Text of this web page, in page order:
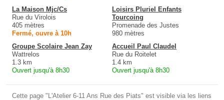
La Maison Mjc/Cs
Rue du Virolois
405 mètres
Fermé, ouvre à 10h
Loisirs Pluriel Enfants
Tourcoing
Promenade des Justes
980 mètres
Groupe Scolaire Jean Zay
Wattrelos
1.3 km
Ouvert jusqu'à 8h30
Accueil Paul Claudel
Rue du Roitelet
1.4 km
Ouvert jusqu'à 8h30
Cette page "L'Atelier 6-11 Ans Rue des Piats" est visible via les liens